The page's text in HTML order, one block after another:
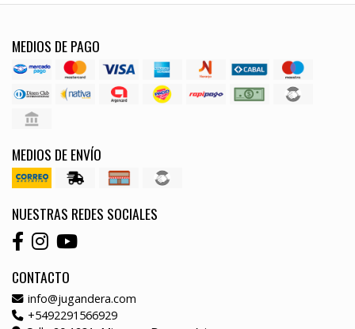
MEDIOS DE PAGO
MEDIOS DE ENVÍO
NUESTRAS REDES SOCIALES
CONTACTO
info@jugandera.com
+5492291566929